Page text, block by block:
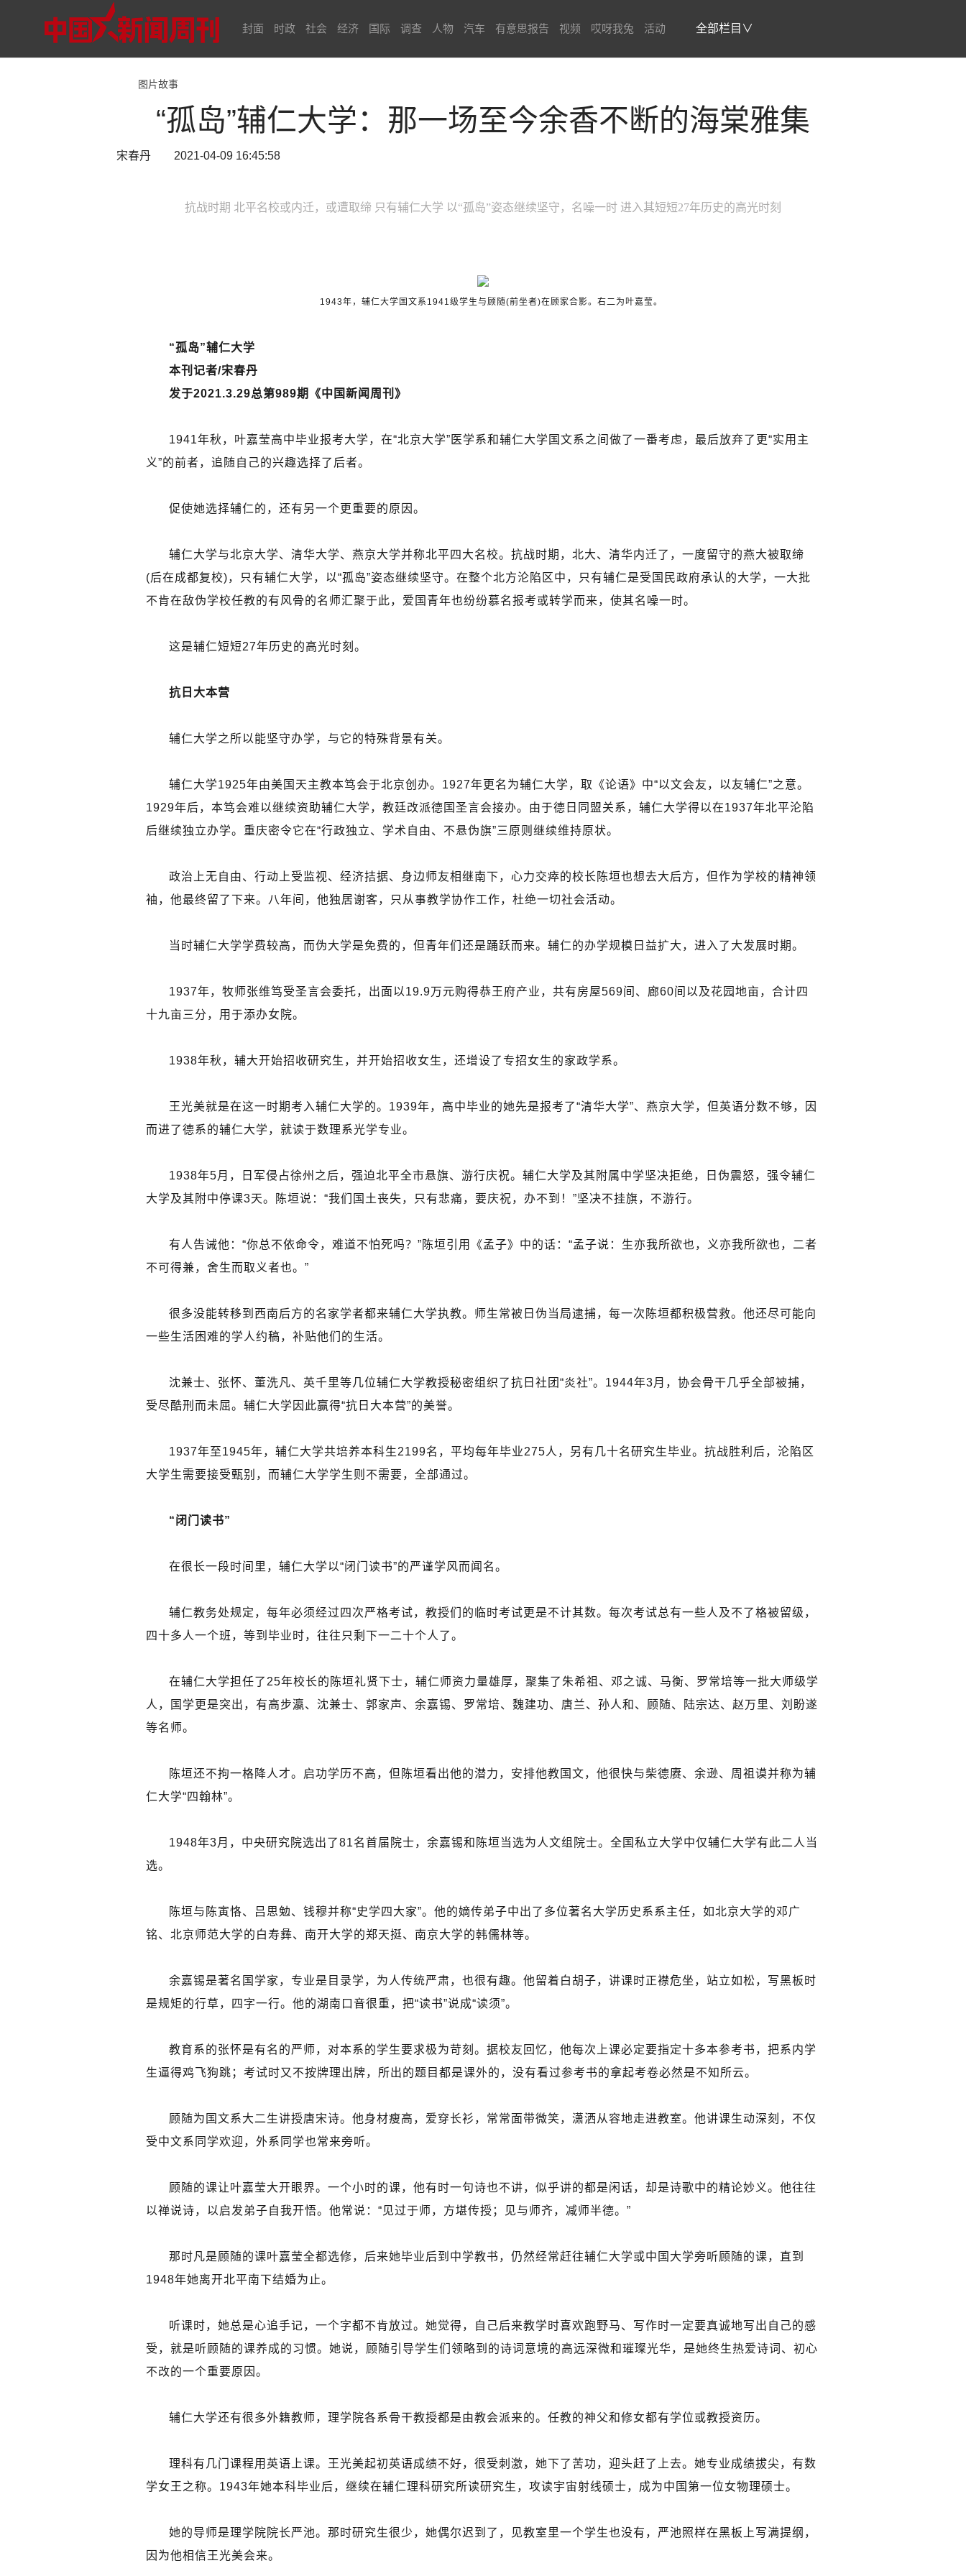
封面 时政 社会 经济 国际 调查 人物 汽车 有意思报告 视频 哎呀我兔 活动 全部栏目∨
图片故事
“孤岛”辅仁大学：那一场至今余香不断的海棠雅集
宋春丹 2021-04-09 16:45:58
抗战时期 北平名校或内迁，或遭取缔 只有辅仁大学 以“孤岛”姿态继续坚守，名噪一时 进入其短短27年历史的高光时刻
1943年，辅仁大学国文系1941级学生与顾随(前坐者)在顾家合影。右二为叶嘉莹。
“孤岛”辅仁大学
本刊记者/宋春丹
发于2021.3.29总第989期《中国新闻周刊》
1941年秋，叶嘉莹高中毕业报考大学，在“北京大学”医学系和辅仁大学国文系之间做了一番考虑，最后放弃了更“实用主
义”的前者，追随自己的兴趣选择了后者。
促使她选择辅仁的，还有另一个更重要的原因。
辅仁大学与北京大学、清华大学、燕京大学并称北平四大名校。抗战时期，北大、清华内迁了，一度留守的燕大被取缔
(后在成都复校)，只有辅仁大学，以“孤岛”姿态继续坚守。在整个北方沦陷区中，只有辅仁是受国民政府承认的大学，一大批
不肯在敌伪学校任教的有风骨的名师汇聚于此，爱国青年也纷纷慕名报考或转学而来，使其名噪一时。
这是辅仁短短27年历史的高光时刻。
抗日大本营
辅仁大学之所以能坚守办学，与它的特殊背景有关。
辅仁大学1925年由美国天主教本笃会于北京创办。1927年更名为辅仁大学，取《论语》中“以文会友，以友辅仁”之意。
1929年后，本笃会难以继续资助辅仁大学，教廷改派德国圣言会接办。由于德日同盟关系，辅仁大学得以在1937年北平沦陷
后继续独立办学。重庆密令它在“行政独立、学术自由、不悬伪旗”三原则继续维持原状。
政治上无自由、行动上受监视、经济拮据、身边师友相继南下，心力交瘁的校长陈垣也想去大后方，但作为学校的精神领
袖，他最终留了下来。八年间，他独居谢客，只从事教学协作工作，杜绝一切社会活动。
当时辅仁大学学费较高，而伪大学是免费的，但青年们还是踊跃而来。辅仁的办学规模日益扩大，进入了大发展时期。
1937年，牧师张维笃受圣言会委托，出面以19.9万元购得恭王府产业，共有房屋569间、廊60间以及花园地亩，合计四
十九亩三分，用于添办女院。
1938年秋，辅大开始招收研究生，并开始招收女生，还增设了专招女生的家政学系。
王光美就是在这一时期考入辅仁大学的。1939年，高中毕业的她先是报考了“清华大学”、燕京大学，但英语分数不够，因
而进了德系的辅仁大学，就读于数理系光学专业。
1938年5月，日军侵占徐州之后，强迫北平全市悬旗、游行庆祝。辅仁大学及其附属中学坚决拒绝，日伪震怒，强令辅仁
大学及其附中停课3天。陈垣说：“我们国土丧失，只有悲痛，要庆祝，办不到！”坚决不挂旗，不游行。
有人告诫他：“你总不依命令，难道不怕死吗？”陈垣引用《孟子》中的话：“孟子说：生亦我所欲也，义亦我所欲也，二者
不可得兼，舍生而取义者也。”
很多没能转移到西南后方的名家学者都来辅仁大学执教。师生常被日伪当局逮捕，每一次陈垣都积极营救。他还尽可能向
一些生活困难的学人约稿，补贴他们的生活。
沈兼士、张怀、董洗凡、英千里等几位辅仁大学教授秘密组织了抗日社团“炎社”。1944年3月，协会骨干几乎全部被捕，
受尽酷刑而未屈。辅仁大学因此赢得“抗日大本营”的美誉。
1937年至1945年，辅仁大学共培养本科生2199名，平均每年毕业275人，另有几十名研究生毕业。抗战胜利后，沦陷区
大学生需要接受甄别，而辅仁大学学生则不需要，全部通过。
“闭门读书”
在很长一段时间里，辅仁大学以“闭门读书”的严谨学风而闻名。
辅仁教务处规定，每年必须经过四次严格考试，教授们的临时考试更是不计其数。每次考试总有一些人及不了格被留级，
四十多人一个班，等到毕业时，往往只剩下一二十个人了。
在辅仁大学担任了25年校长的陈垣礼贤下士，辅仁师资力量雄厚，聚集了朱希祖、邓之诚、马衡、罗常培等一批大师级学
人，国学更是突出，有高步瀛、沈兼士、郭家声、余嘉锡、罗常培、魏建功、唐兰、孙人和、顾随、陆宗达、赵万里、刘盼遂
等名师。
陈垣还不拘一格降人才。启功学历不高，但陈垣看出他的潜力，安排他教国文，他很快与柴德赓、余逊、周祖谟并称为辅
仁大学“四翰林”。
1948年3月，中央研究院选出了81名首届院士，余嘉锡和陈垣当选为人文组院士。全国私立大学中仅辅仁大学有此二人当
选。
陈垣与陈寅恪、吕思勉、钱穆并称“史学四大家”。他的嫡传弟子中出了多位著名大学历史系系主任，如北京大学的邓广
铭、北京师范大学的白寿彝、南开大学的郑天挺、南京大学的韩儒林等。
余嘉锡是著名国学家，专业是目录学，为人传统严肃，也很有趣。他留着白胡子，讲课时正襟危坐，站立如松，写黑板时
是规矩的行草，四字一行。他的湖南口音很重，把“读书”说成“读须”。
教育系的张怀是有名的严师，对本系的学生要求极为苛刻。据校友回忆，他每次上课必定要指定十多本参考书，把系内学
生逼得鸡飞狗跳；考试时又不按牌理出牌，所出的题目都是课外的，没有看过参考书的拿起考卷必然是不知所云。
顾随为国文系大二生讲授唐宋诗。他身材瘦高，爱穿长衫，常常面带微笑，潇洒从容地走进教室。他讲课生动深刻，不仅
受中文系同学欢迎，外系同学也常来旁听。
顾随的课让叶嘉莹大开眼界。一个小时的课，他有时一句诗也不讲，似乎讲的都是闲话，却是诗歌中的精论妙义。他往往
以禅说诗，以启发弟子自我开悟。他常说：“见过于师，方堪传授；见与师齐，减师半德。”
那时凡是顾随的课叶嘉莹全都选修，后来她毕业后到中学教书，仍然经常赶往辅仁大学或中国大学旁听顾随的课，直到
1948年她离开北平南下结婚为止。
听课时，她总是心追手记，一个字都不肯放过。她觉得，自己后来教学时喜欢跑野马、写作时一定要真诚地写出自己的感
受，就是听顾随的课养成的习惯。她说，顾随引导学生们领略到的诗词意境的高远深微和璀璨光华，是她终生热爱诗词、初心
不改的一个重要原因。
辅仁大学还有很多外籍教师，理学院各系骨干教授都是由教会派来的。任教的神父和修女都有学位或教授资历。
理科有几门课程用英语上课。王光美起初英语成绩不好，很受刺激，她下了苦功，迎头赶了上去。她专业成绩拔尖，有数
学女王之称。1943年她本科毕业后，继续在辅仁理科研究所读研究生，攻读宇宙射线硕士，成为中国第一位女物理硕士。
她的导师是理学院院长严池。那时研究生很少，她偶尔迟到了，见教室里一个学生也没有，严池照样在黑板上写满提纲，
因为他相信王光美会来。